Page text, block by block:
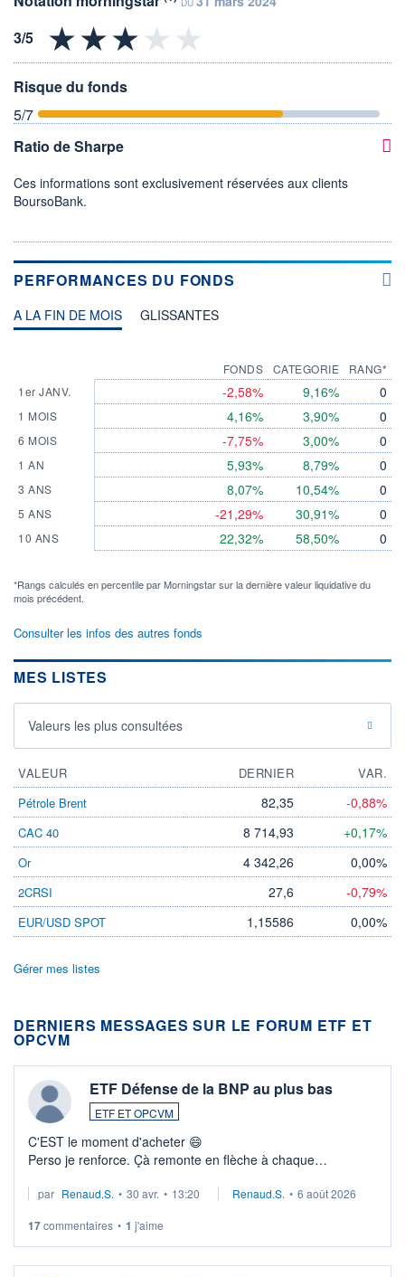
DU
Risque du fonds
5/7
Ratio de Sharpe
Ces informations sont exclusivement réservées aux clients
BoursoBank.
PERFORMANCES DU FONDS
A LA FIN DE MOIS GLISSANTES
1er JANV.
1 MOIS
6 MOIS
1 AN
3 ANS
5 ANS
10 ANS
FONDS
-2,58%
4,16%
-7,75%
5,93%
8,07%
-21,29%
22,32%
CATEGORIE
9,16%
3,90%
3,00%
8,79%
10,54%
30,91%
58,50%
RANG*
0
0
0
0
0
0
0
*Rangs calculés en percentile par Morningstar sur la dernière valeur liquidative du
mois précédent.
Consulter les infos des autres fonds
MES LISTES
Valeurs les plus consultées
VALEUR DERNIER
VAR.
Pétrole Brent
82,35 -0,88%
CAC 40 8 714,93 +0,17%
Or 4 342,26 0,00%
2CRSI 27,6 -0,79%
EUR/USD SPOT 1,15586 0,00%
Gérer mes listes
DERNIERS MESSAGES SUR LE FORUM ETF ET
OPCVM
ETF Défense de la BNP au plus bas
ETF ET OPCVM
C'EST le moment d'acheter 😄​
Perso je renforce. Çà remonte en flèche à chaque
Investissement long terme tip top pour sa retraite.
par Renaud.S. • 30 avr. • 13:20 Renaud.S. • 6 août 2026
17commentaires • 1 j'aime